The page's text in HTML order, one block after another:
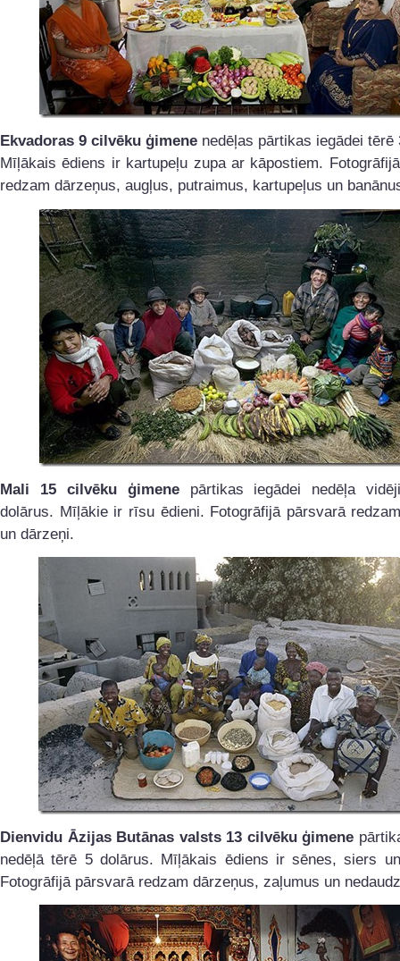
Ekvadoras 9 cilvēku ģimene nedēļas pārtikas iegādei tērē
Mīļākais ēdiens ir kartupeļu zupa ar kāpostiem.
redzam dārzeņus, augļus, putraimus, kartupeļus un
Mali 15 cilvēku ģimenepārtikas iegādei nedēļa
dolārus. Mīļākie ir rīsu ēdieni. Fotogrāfijā pārsvarā
un dārzeņi.
Dienvidu Āzijas Butānas valsts 13 cilvēku ģimene
nedēļā tērē 5 dolārus. Mīļākais ēdiens ir sēnes, siers
Fotogrāfijā pārsvarā redzam dārzeņus, zaļumus un